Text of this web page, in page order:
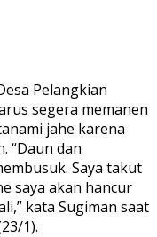
Pelangkian
segera memanen
jahe karena
“Daun dan
Saya takut
saya akan hancur
kata Sugiman saat
1).